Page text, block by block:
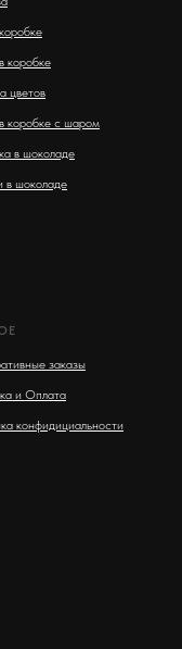
коробке
цветов
коробке с шаром
в шоколаде
в шоколаде
заказы
и Оплата
конфидициальности